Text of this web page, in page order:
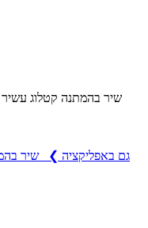
גם באפליקציה ❯
שיר